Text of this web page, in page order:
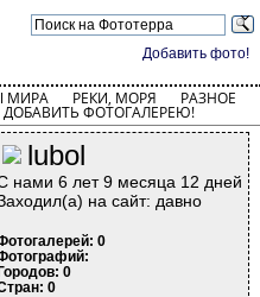
Добавить фото!
МИРА РЕКИ, МОРЯ РАЗНОЕ
ДОБАВИТЬ ФОТОГАЛЕРЕЮ!
lubol
нами 6 лет 9 месяца 12 дней
на сайт: давно
0
Городов: 0
0